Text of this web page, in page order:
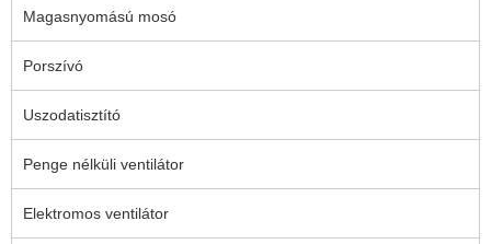
Magasnyomású mosó
Porszívó
Uszodatisztító
Penge nélküli ventilátor
Elektromos ventilátor